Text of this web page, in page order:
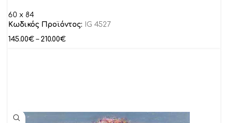
60 x 84
Κωδικός Προϊόντος:
IG 4527
145.00€ – 210.00€